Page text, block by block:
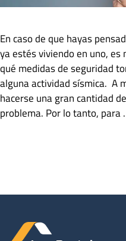
En caso de que hayas
ya estés viviendo en uno,
qué medidas de seguridad
alguna actividad sísmica. A
hacerse una gran cantidad
problema. Por lo tanto, para